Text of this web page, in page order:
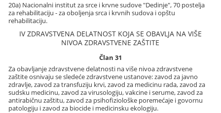
20a) Nacionalni institut za srce i krvne sudove "Dedinje", 70 postelja
za rehabilitaciju - za oboljenja srca i krvnih sudova i opštu
rehabilitaciju.
IV ZDRAVSTVENA DELATNOST KOJA SE OBAVLJA NA VIŠE
NIVOA ZDRAVSTVENE ZAŠTITE
Član 31
Za obavljanje zdravstvene delatnosti na više nivoa zdravstvene
zaštite osnivaju se sledeće zdravstvene ustanove: zavod za javno
zdravlje, zavod za transfuziju krvi, zavod za medicinu rada, zavod za
sudsku medicinu, zavod za virusologiju, vakcine i serume, zavod za
antirabičnu zaštitu, zavod za psihofiziološke poremećaje i govornu
patologiju i zavod za biocide i medicinsku ekologiju.